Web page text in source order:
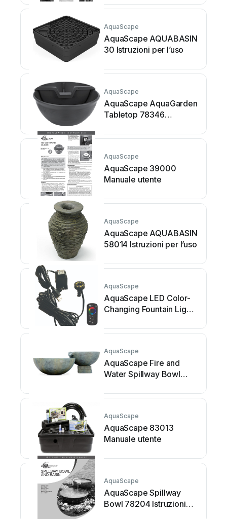
AquaScape
AquaScape AQUABASIN
30 Istruzioni per l’uso
AquaScape
AquaScape AquaGarden
Tabletop 78346
AquaScape
AquaScape 39000
Manuale utente
AquaScape
AquaScape AQUABASIN
58014 Istruzioni per l’uso
AquaScape
AquaScape LED Color-
Changing Fountain Light
AquaScape
AquaScape Fire and
Water Spillway Bowl
AquaScape
AquaScape 83013
Manuale utente
AquaScape
AquaScape Spillway
Bowl 78204 Istruzioni